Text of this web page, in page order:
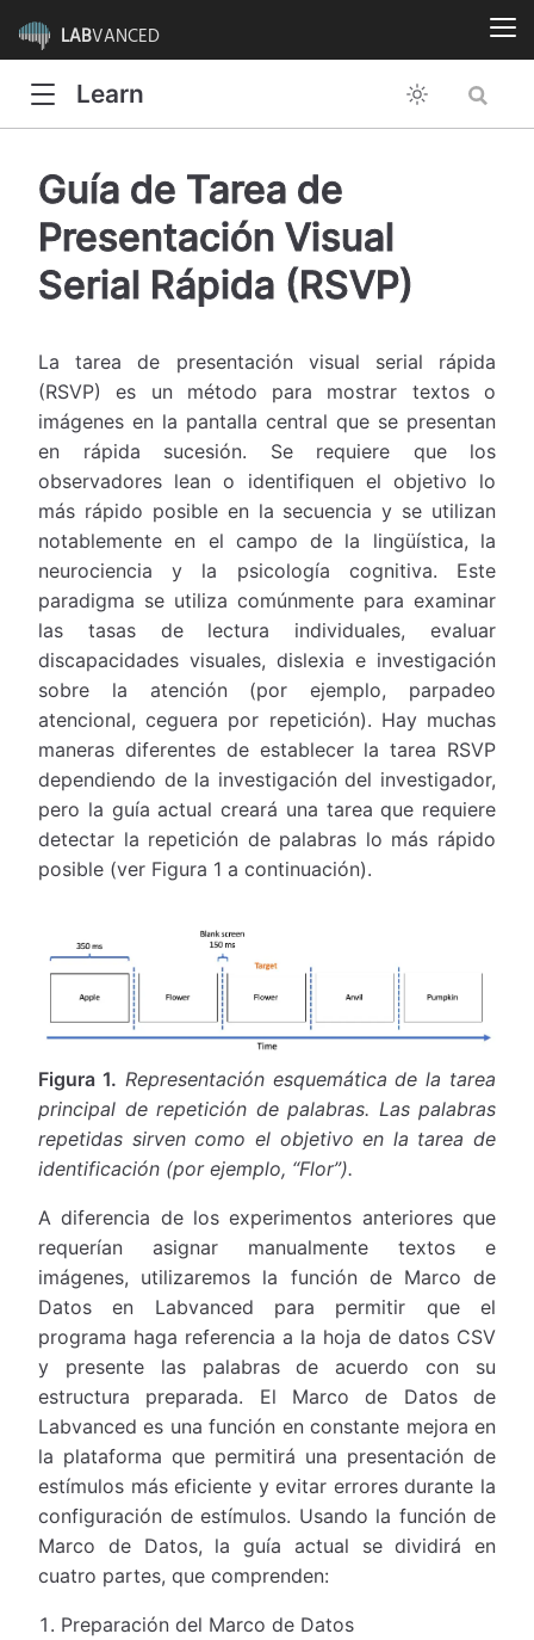
LABVANCED
Learn
Guía de Tarea de
Presentación Visual
Serial Rápida (RSVP)
La tarea de presentación visual serial rápida
(RSVP) es un método para mostrar textos o
imágenes en la pantalla central que se presentan
en rápida sucesión. Se requiere que los
observadores lean o identifiquen el objetivo lo
más rápido posible en la secuencia y se utilizan
notablemente en el campo de la lingüística, la
neurociencia y la psicología cognitiva. Este
paradigma se utiliza comúnmente para examinar
las tasas de lectura individuales, evaluar
discapacidades visuales, dislexia e investigación
sobre la atención (por ejemplo, parpadeo
atencional, ceguera por repetición). Hay muchas
maneras diferentes de establecer la tarea RSVP
dependiendo de la investigación del investigador,
pero la guía actual creará una tarea que requiere
detectar la repetición de palabras lo más rápido
posible (ver Figura 1 a continuación).
Figura 1. Representación esquemática de la tarea
principal de repetición de palabras. Las palabras
repetidas sirven como el objetivo en la tarea de
identificación (por ejemplo, “Flor”).
A diferencia de los experimentos anteriores que
requerían asignar manualmente textos e
imágenes, utilizaremos la función de Marco de
Datos en Labvanced para permitir que el
programa haga referencia a la hoja de datos CSV
y presente las palabras de acuerdo con su
estructura preparada. El Marco de Datos de
Labvanced es una función en constante mejora en
la plataforma que permitirá una presentación de
estímulos más eficiente y evitar errores durante la
configuración de estímulos. Usando la función de
Marco de Datos, la guía actual se dividirá en
cuatro partes, que comprenden:
Preparación del Marco de Datos